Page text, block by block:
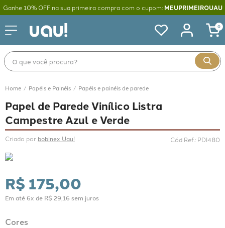
Ganhe 10% OFF na sua primeira compra com o cupom: MEUPRIMEIROUAU
0
O que você procura?
Papéis e Painéis Papéis e painéis de parede
Papel de Parede Vinílico Listra
Campestre Azul e Verde
Criado por bobinex Uau! Cód Ref.: PDI480
R$ 175,00
Em até 6x de R$ 29 16 sem juros
Cores